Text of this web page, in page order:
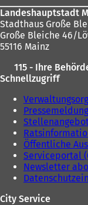
Landeshauptstadt
Stadthaus Große
Große Bleiche 46/
55116 Mainz
115 - Ihre
Schnellzugriff
Öffentliche
Serviceportal
Newsletter
City Service